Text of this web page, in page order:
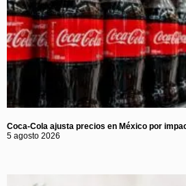
Coca-Cola ajusta precios en México por
5 agosto 2026